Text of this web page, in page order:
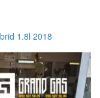
1.8l 2018